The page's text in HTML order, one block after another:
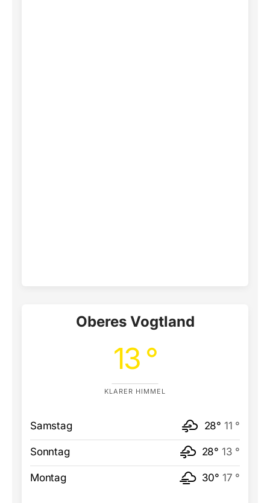
Oberes Vogtland
13 °
KLARER HIMMEL
Samstag 28° 11 °
Sonntag 28° 13 °
Montag 30° 17 °